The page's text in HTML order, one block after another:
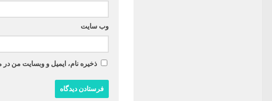
وب‌ سایت
ذخیره نام، ایمیل و وبسایت من